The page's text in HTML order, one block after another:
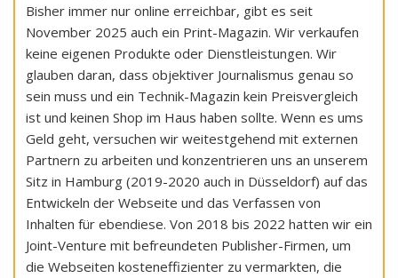
Bisher immer nur online erreichbar, gibt es seit
November 2025 auch ein Print-Magazin. Wir verkaufen
keine eigenen Produkte oder Dienstleistungen. Wir
glauben daran, dass objektiver Journalismus genau so
sein muss und ein Technik-Magazin kein Preisvergleich
ist und keinen Shop im Haus haben sollte. Wenn es ums
Geld geht, versuchen wir weitestgehend mit externen
Partnern zu arbeiten und konzentrieren uns an unserem
Sitz in Hamburg (2019-2020 auch in Düsseldorf) auf das
Entwickeln der Webseite und das Verfassen von
Inhalten für ebendiese. Von 2018 bis 2022 hatten wir ein
Joint-Venture mit befreundeten Publisher-Firmen, um
die Webseiten kosteneffizienter zu vermarkten, die